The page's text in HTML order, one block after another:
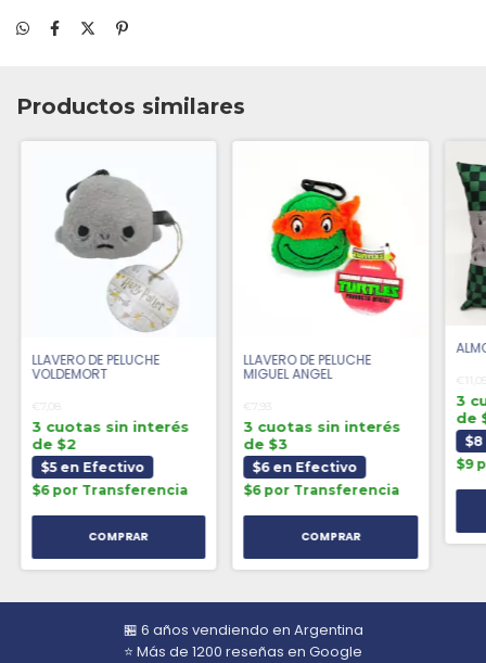
Productos similares
LLAVERO DE PELUCHE
VOLDEMORT
€7,08
3 cuotas sin interés
de $2
$5 en Efectivo
$6 por Transferencia
LLAVERO DE PELUCHE
MIGUEL ANGEL
€7,93
3 cuotas sin interés
de $3
$6 en Efectivo
$6 por Transferencia
3
de
$9
🏪 6 años vendiendo en Argentina
⭐ Más de 1200 reseñas en Google